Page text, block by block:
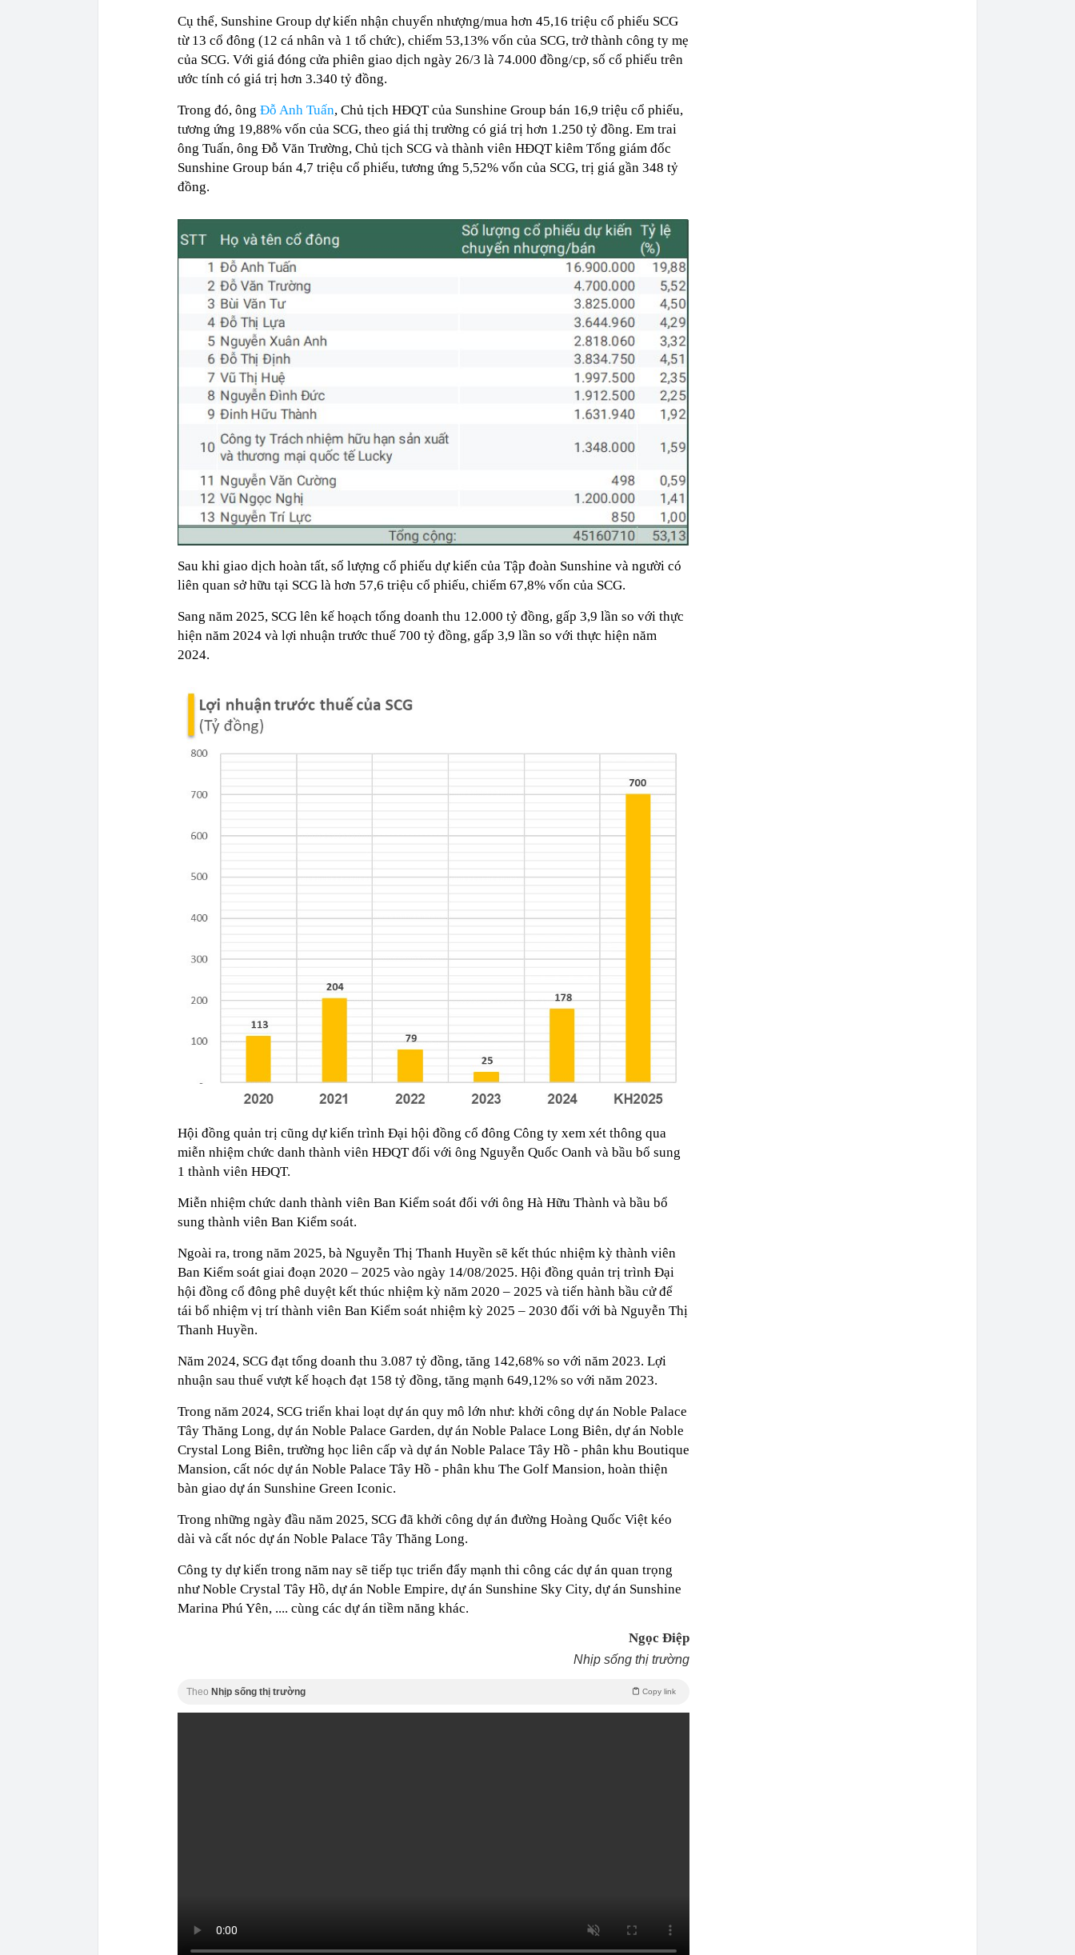
Cụ thể, Sunshine Group dự kiến nhận chuyển nhượng/mua hơn 45,16 triệu cổ phiếu SCG
từ 13 cổ đông (12 cá nhân và 1 tổ chức), chiếm 53,13% vốn của SCG, trở thành công ty mẹ
của SCG. Với giá đóng cửa phiên giao dịch ngày 26/3 là 74.000 đồng/cp, số cổ phiếu trên
ước tính có giá trị hơn 3.340 tỷ đồng.
Trong đó, ông Đỗ Anh Tuấn, Chủ tịch HĐQT của Sunshine Group bán 16,9 triệu cổ phiếu,
tương ứng 19,88% vốn của SCG, theo giá thị trường có giá trị hơn 1.250 tỷ đồng. Em trai
ông Tuấn, ông Đỗ Văn Trường, Chủ tịch SCG và thành viên HĐQT kiêm Tổng giám đốc
Sunshine Group bán 4,7 triệu cổ phiếu, tương ứng 5,52% vốn của SCG, trị giá gần 348 tỷ
đồng.
Sau khi giao dịch hoàn tất, số lượng cổ phiếu dự kiến của Tập đoàn Sunshine và người có
liên quan sở hữu tại SCG là hơn 57,6 triệu cổ phiếu, chiếm 67,8% vốn của SCG.
Sang năm 2025, SCG lên kế hoạch tổng doanh thu 12.000 tỷ đồng, gấp 3,9 lần so với thực
hiện năm 2024 và lợi nhuận trước thuế 700 tỷ đồng, gấp 3,9 lần so với thực hiện năm
2024.
Hội đồng quản trị cũng dự kiến trình Đại hội đồng cổ đông Công ty xem xét thông qua
miễn nhiệm chức danh thành viên HĐQT đối với ông Nguyễn Quốc Oanh và bầu bổ sung
1 thành viên HĐQT.
Miễn nhiệm chức danh thành viên Ban Kiểm soát đối với ông Hà Hữu Thành và bầu bổ
sung thành viên Ban Kiểm soát.
Ngoài ra, trong năm 2025, bà Nguyễn Thị Thanh Huyền sẽ kết thúc nhiệm kỳ thành viên
Ban Kiểm soát giai đoạn 2020 – 2025 vào ngày 14/08/2025. Hội đồng quản trị trình Đại
hội đồng cổ đông phê duyệt kết thúc nhiệm kỳ năm 2020 – 2025 và tiến hành bầu cử để
tái bổ nhiệm vị trí thành viên Ban Kiểm soát nhiệm kỳ 2025 – 2030 đối với bà Nguyễn Thị
Thanh Huyền.
Năm 2024, SCG đạt tổng doanh thu 3.087 tỷ đồng, tăng 142,68% so với năm 2023. Lợi
nhuận sau thuế vượt kế hoạch đạt 158 tỷ đồng, tăng mạnh 649,12% so với năm 2023.
Trong năm 2024, SCG triển khai loạt dự án quy mô lớn như: khởi công dự án Noble Palace
Tây Thăng Long, dự án Noble Palace Garden, dự án Noble Palace Long Biên, dự án Noble
Crystal Long Biên, trường học liên cấp và dự án Noble Palace Tây Hồ - phân khu Boutique
Mansion, cất nóc dự án Noble Palace Tây Hồ - phân khu The Golf Mansion, hoàn thiện
bàn giao dự án Sunshine Green Iconic.
Trong những ngày đầu năm 2025, SCG đã khởi công dự án đường Hoàng Quốc Việt kéo
dài và cất nóc dự án Noble Palace Tây Thăng Long.
Công ty dự kiến trong năm nay sẽ tiếp tục triển đẩy mạnh thi công các dự án quan trọng
như Noble Crystal Tây Hồ, dự án Noble Empire, dự án Sunshine Sky City, dự án Sunshine
Marina Phú Yên, .... cùng các dự án tiềm năng khác.
Ngọc Điệp
Nhịp sống thị trường
Theo Nhịp sống thị trường Copy link